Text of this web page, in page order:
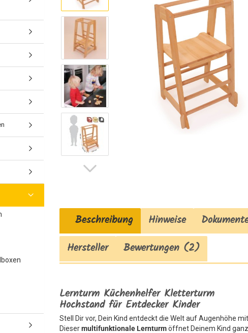
Beschreibung Hinweise
Hersteller
Bewertungen (2)
Lernturm Küchenhelfer Kletterturm
Hochstand für Entdecker Kinder
Stell Dir vor, Dein Kind entdeckt die Welt auf Augenhöhe
Diesermultifunktionale Lernturmöffnet Deinem Kind ganz